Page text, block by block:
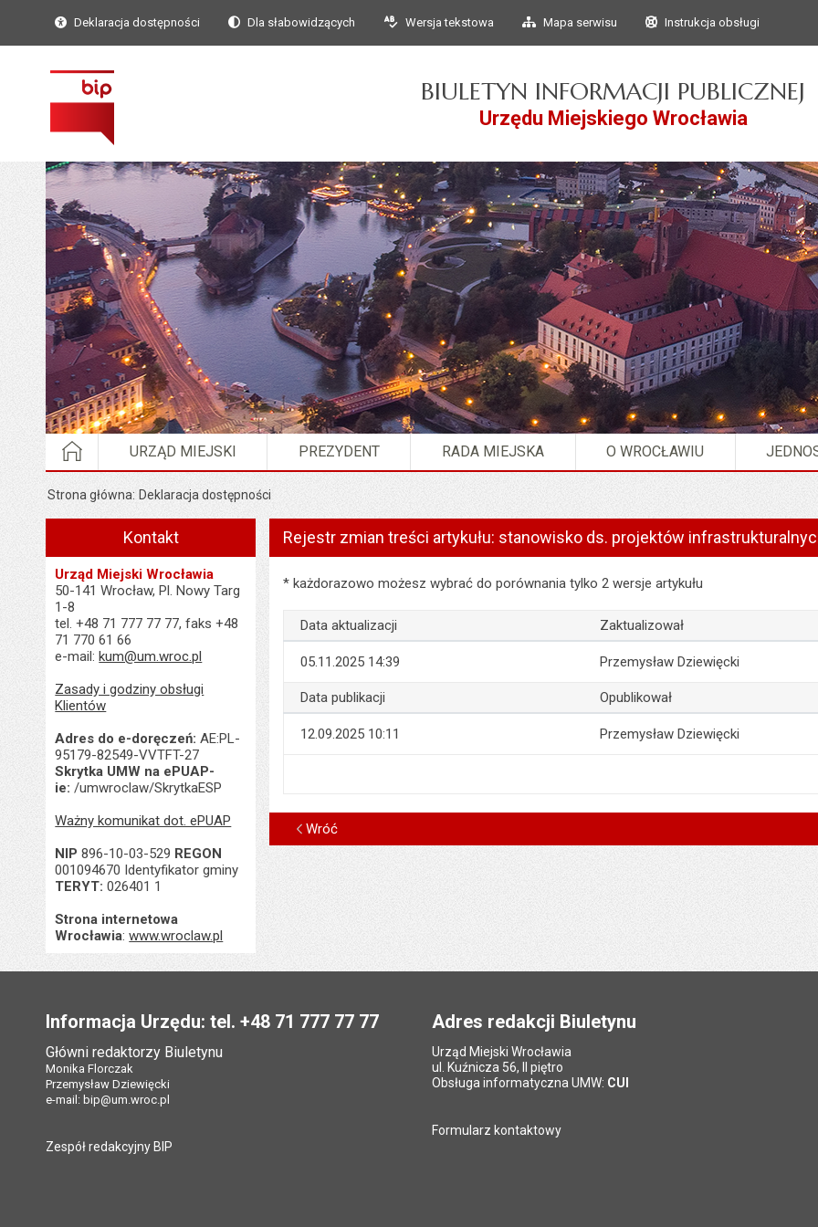
Przejdź do głównego
Przejdź do treści
Deklaracja dostępności Dla słabowidzących Wersja tekstowa Mapa serwisu Instrukcja obsługi
BIULETYN INFORMACJI PUBLICZNEJ
Urzędu Miejskiego Wrocławia
STRONA GŁÓWNA
URZĄD MIEJSKI PREZYDENT RADA MIEJSKA O WROCŁAWIU
Strona główna Deklaracja dostępności
Kontakt
Urząd Miejski Wrocławia
50-141 Wrocław, Pl. Nowy Targ
1-8
tel. +48 71 777 77 77, faks +48
71 770 61 66
e-mail:kum@um.wroc.pl
Zasady i godziny obsługi
Klientów
Adres do e-doręczeń: AE:PL-
95179-82549-VVTFT-27
Skrytka UMW na ePUAP-
ie: /umwroclaw/SkrytkaESP
Ważny komunikat dot. ePUAP
NIP 896-10-03-529 REGON
001094670 Identyfikator gminy
TERYT: 026401 1
Strona internetowa
Wrocławia:www.wroclaw.pl
Rejestr zmian treści artykułu: stanowisko ds. projektów
Rejestr zmian treści artykułu: stanowisko ds. projektów infrastrukturalnych (3 etaty)
* każdorazowo możesz wybrać do porównania tylko 2 wersje artykułu
Data aktualizacji Zaktualizował
05.11.2025 14:39 Przemysław Dziewięcki
Data publikacji Opublikował
12.09.2025 10:11
Przemysław Dziewięcki
Wróć
Informacja Urzędu: tel. +48 71 777 77 77
Główni redaktorzy Biuletynu
Monika Florczak
Przemysław Dziewięcki
e-mail: bip@um.wroc.pl
Zespół redakcyjny BIP
Adres redakcji Biuletynu
Urząd Miejski Wrocławia
ul. Kuźnicza 56, II piętro
Obsługa informatyczna UMW: CUI
Formularz kontaktowy